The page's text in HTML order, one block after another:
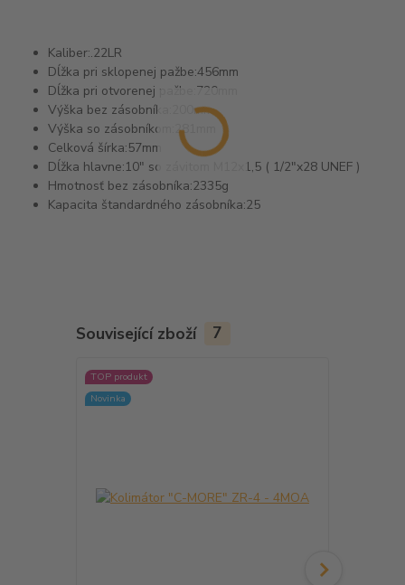
Kaliber:.22LR
Dĺžka pri sklopenej pažbe:456mm
Dĺžka pri otvorenej pažbe: 720mm
Výška bez zásobníka:
200mm
Výška so zásobníkom:
281mm
Celková šírka:57mm
Dĺžka hlavne:10" so závitom M12x1,5 ( 1/2"x28 UNEF )
Hmotnosť bez zásobníka:2335g
Kapacita štandardného zásobníka:25
Související zboží 7
TOP produkt
Novinka